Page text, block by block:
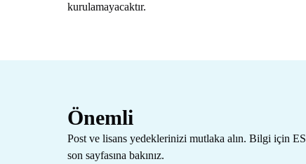
kurulamayacaktır.
Önemli
Post ve lisans yedeklerinizi mutlaka alın. Bilgi için
son sayfasına bakınız.